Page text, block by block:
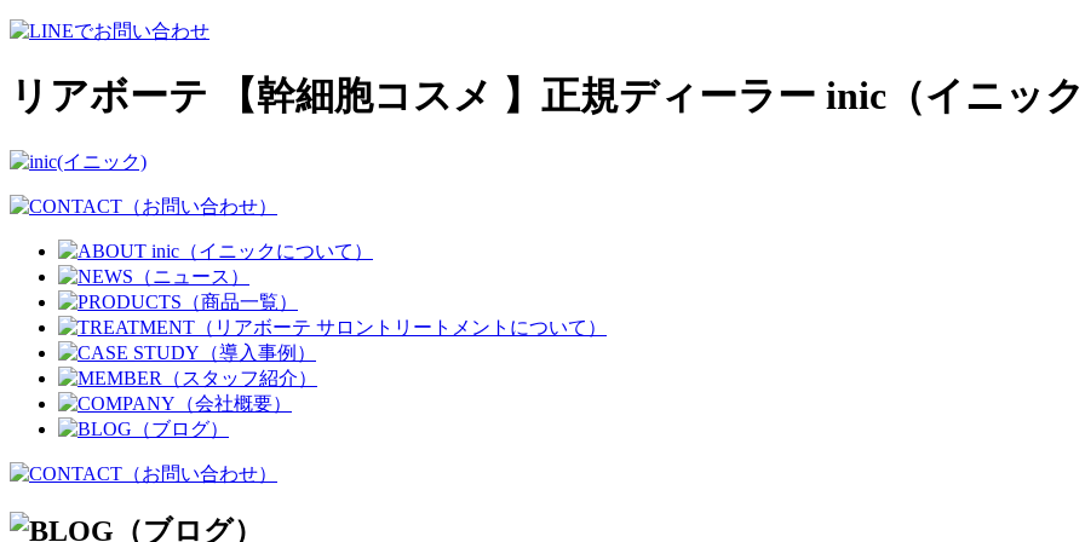
リアボーテ 【幹細胞コスメ 】正規ディーラー inic（イニッ